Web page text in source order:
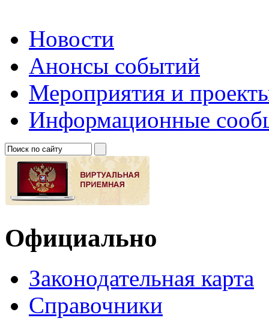
Новости
Анонсы событий
Мероприятия и
Информационные
Официально
Законодательная карта
Справочники